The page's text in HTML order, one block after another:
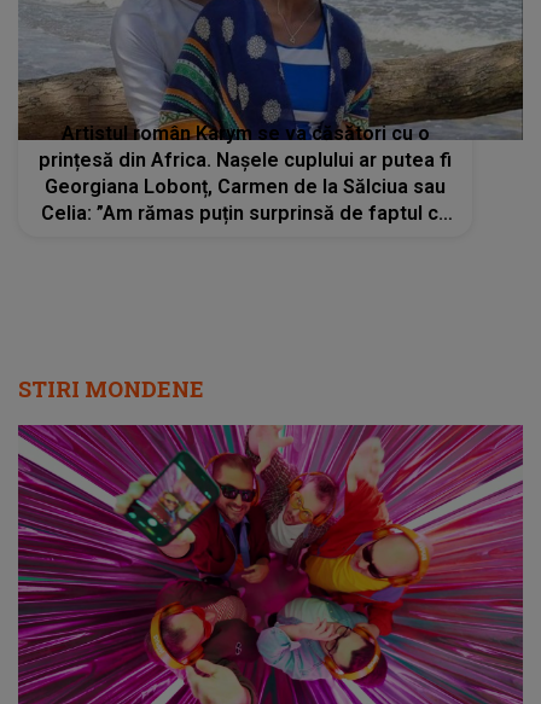
Artistul român Karym se va căsători cu o
prințesă din Africa. Naşele cuplului ar putea fi
Georgiana Lobonț, Carmen de la Sălciua sau
Celia: ”Am rămas puțin surprinsă de faptul că
STIRI MONDENE